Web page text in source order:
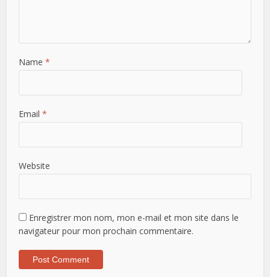
Name *
Email *
Website
Enregistrer mon nom, mon e-mail et mon site dans le
navigateur pour mon prochain commentaire.